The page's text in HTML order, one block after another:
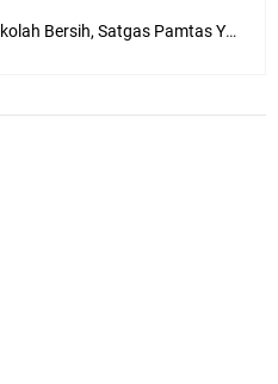
Ciptakan Lingkungan Sekolah Bersih, Satgas Pamtas Yonif 711/Rks Melaksanakan Karya Bakti